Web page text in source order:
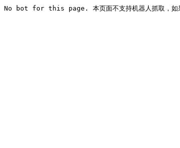
No bot for this page. 本页面不支持机器人抓取，如果